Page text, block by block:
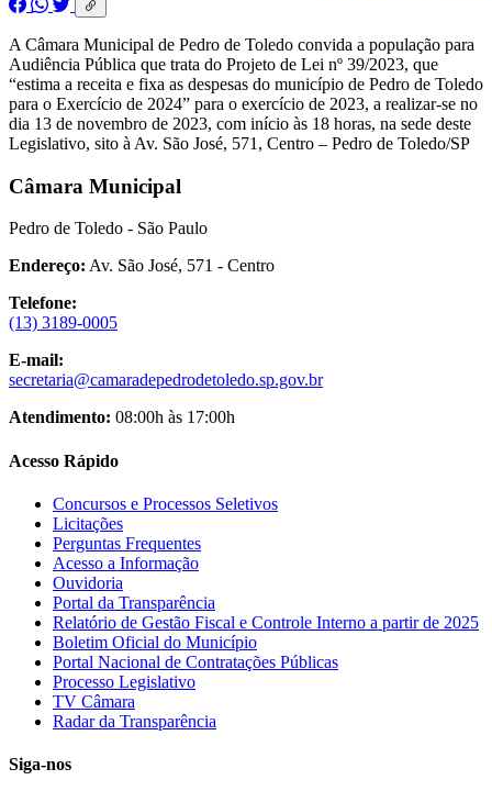
A Câmara Municipal de Pedro de Toledo convida a população para
Audiência Pública que trata do Projeto de Lei nº 39/2023, que
“estima a receita e fixa as despesas do município de Pedro de Toledo
para o Exercício de 2024” para o exercício de 2023, a realizar-se no
dia 13 de novembro de 2023, com início às 18 horas, na sede deste
Legislativo, sito à Av. São José, 571, Centro – Pedro de Toledo/SP
Câmara Municipal
Pedro de Toledo - São Paulo
Endereço: Av. São José, 571 - Centro
Telefone:
(13) 3189-0005
E-mail:
secretaria@camaradepedrodetoledo.sp.gov.br
Atendimento: 08:00h às 17:00h
Acesso Rápido
Concursos e Processos Seletivos
Licitações
Perguntas Frequentes
Acesso a Informação
Ouvidoria
Portal da Transparência
Relatório de Gestão Fiscal e Controle Interno a partir de 2025
Boletim Oficial do Município
Portal Nacional de Contratações Públicas
Processo Legislativo
TV Câmara
Radar da Transparência
Siga-nos